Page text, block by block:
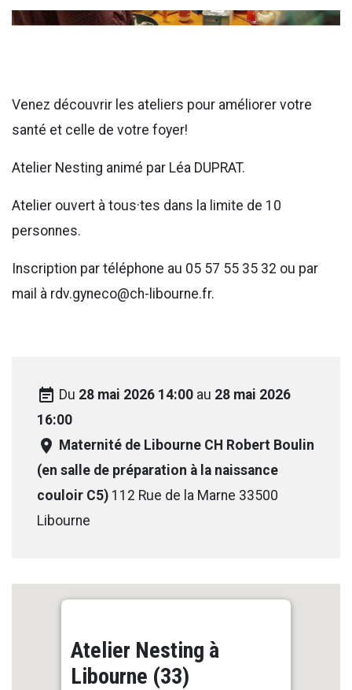
Venez découvrir les ateliers pour améliorer votre
santé et celle de votre foyer!
Atelier Nesting animé par Léa DUPRAT.
Atelier ouvert à tous·tes dans la limite de 10
personnes.
Inscription par téléphone au 05 57 55 35 32 ou par
mail à rdv.gyneco@ch-libourne.fr.
event_note Du 28 mai 2026 14:00 au 28 mai 2026
16:00
room Maternité de Libourne CH Robert Boulin
(en salle de préparation à la naissance
couloir C5) 112 Rue de la Marne 33500
Libourne
Atelier Nesting à
Libourne (33)